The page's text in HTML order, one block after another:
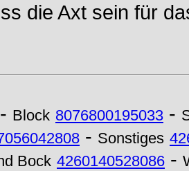
die Axt sein für
- Block 8076800195033 -
- Sonstiges
Bock 4260140528086 -